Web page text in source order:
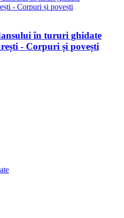
în tururi ghidate
- Corpuri și povești